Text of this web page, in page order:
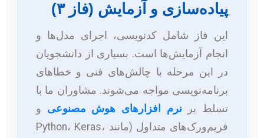
پیاده‌سازی و آزمایش (فاز ۳)
این فاز شامل کدنویسی، اجرای مدل‌ها و
انجام آزمایش‌ها است. بسیاری از دانشجویان
در این مرحله با چالش‌های فنی و خطاهای
برنامه‌نویسی مواجه می‌شوند. مشاوران ما با
تسلط برنرم افزارهای هوش مصنوعی و
فریم‌ورک‌های متداول (مانند Python، Keras،